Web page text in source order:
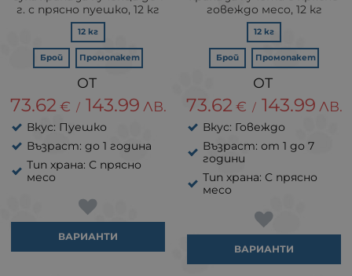
г. с прясно пуешко, 12 кг
12 кг
Брой Промопакет
73.62 € / 143.99 ЛВ.
Вкус: Пуешко
Възраст: до 1 година
Тип храна: С прясно
месо
ВАРИАНТИ
говеждо месо, 12 кг
12 кг
Брой Промопакет
73.62 € / 143.99 ЛВ.
Вкус: Говеждо
Възраст: от 1 до 7
години
Тип храна: С прясно
месо
ВАРИАНТИ